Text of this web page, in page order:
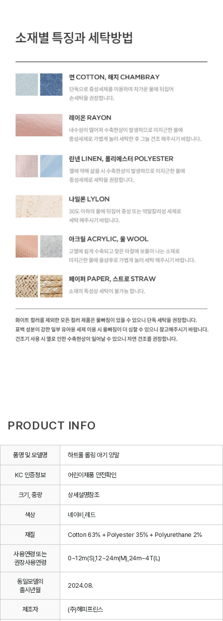
PRODUCT INFO
품명 및 모델명 하트풀 롤링 아기 양말
KC 인증정보 어린이제품 안전확인
크기, 중량 상세설명참조
색상 네이비,레드
재질 Cotton 63% + Polyester 35% + Polyurethane 2%
사용연령 또는
권장사용연령
0~12m(S),12~24m(M),24m~4T(L)
동일모델의
출시년월
2024.08.
제조자 (주)해피프린스